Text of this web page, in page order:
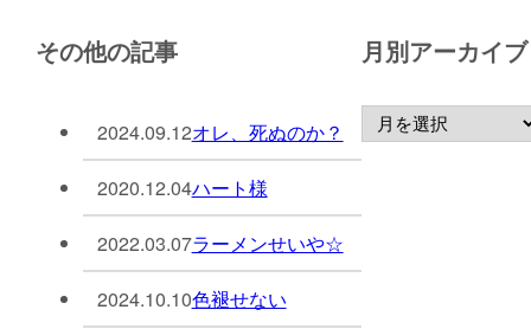
その他の記事
2024.09.12オレ、死ぬのか？
2020.12.04ハート様
2022.03.07ラーメンせいや☆
2024.10.10色褪せない
月別アーカイブ